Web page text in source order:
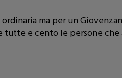
ma per un
tutte e cento le persone